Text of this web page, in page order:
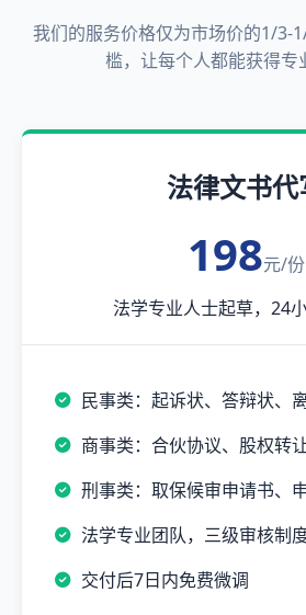
我们的服务价格仅为市场价的1/3-
槛，让每个人都能获得专
法律文书代
198元/份
法学专业人士起草，24
民事类：起诉状、答辩状、
商事类：合伙协议、股权转
刑事类：取保候审申请书、
法学专业团队，三级审核制
交付后7日内免费微调